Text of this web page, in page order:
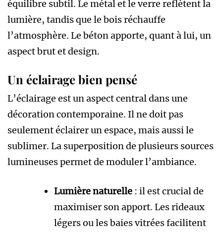
équilibre subtil. Le métal et le verre reflètent la
lumière, tandis que le bois réchauffe
l’atmosphère. Le béton apporte, quant à lui, un
aspect brut et design.
Un éclairage bien pensé
L’éclairage est un aspect central dans une
décoration contemporaine. Il ne doit pas
seulement éclairer un espace, mais aussi le
sublimer. La superposition de plusieurs sources
lumineuses permet de moduler l’ambiance.
Lumière naturelle : il est crucial de
maximiser son apport. Les rideaux
légers ou les baies vitrées facilitent